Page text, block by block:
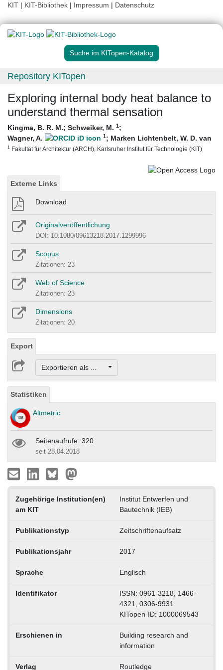
KIT | KIT-Bibliothek | Impressum | Datenschutz
Suche im KITopen-Katalog
Repository KITopen
Exploring internal body heat balance to
understand thermal sensation
Kingma, B. R. M.; Schweiker, M. 1;
Wagner, A.
1; Marken Lichtenbelt, W. D. van
1 Fakultät für Architektur (ARCH), Karlsruher Institut für Technologie (KIT)
Externe Links
Download
Originalveröffentlichung
DOI: 10.1080/09613218.2017.1299996
Scopus
Zitationen: 23
Web of Science
Zitationen: 23
Dimensions
Zitationen: 20
Export
Exportieren als ...
Statistiken
Altmetric
Seitenaufrufe: 320
seit 28.04.2018
Zugehörige Institution(en)
am KIT
Institut Entwerfen und
Bautechnik (IEB)
Publikationstyp Zeitschriftenaufsatz
Publikationsjahr 2017
Sprache Englisch
Identifikator
ISSN: 0961-3218, 1466-
4321, 0306-9931
KITopen-ID: 1000069543
Erschienen in
Building research and
information
Verlag Routledge